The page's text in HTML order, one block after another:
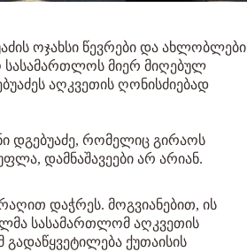
ოჯახსი წევრები და ახლობლები
სასამართლოს მიერ მიღებულ
აღკვეთის ღონისძიებად
დგებუაძე, რომელიც გირაოს
დამნაშავეები არ არიან.
დაჭრეს. მოგვიანებით, ის
სასამართლომ აღკვეთის
ქუთაისის